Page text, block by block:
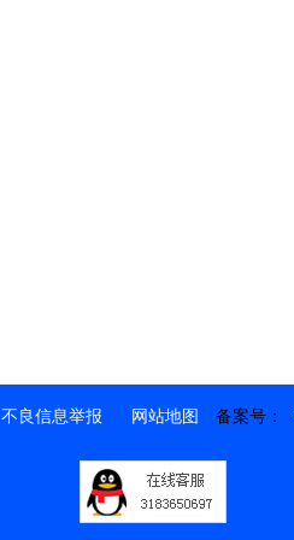
不良信息举报 网站地图 备案号：